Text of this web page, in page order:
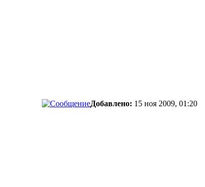
Добавлено: 15 ноя 2009, 01:20